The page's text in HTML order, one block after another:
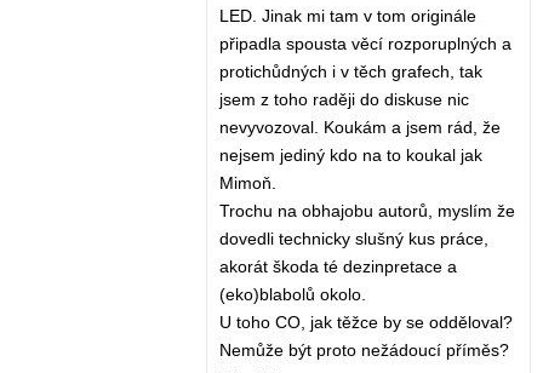
LED. Jinak mi tam v tom originále
připadla spousta věcí rozporuplných a
protichůdných i v těch grafech, tak
jsem z toho raději do diskuse nic
nevyvozoval. Koukám a jsem rád, že
nejsem jediný kdo na to koukal jak
Mimoň.
Trochu na obhajobu autorů, myslím že
dovedli technicky slušný kus práce,
akorát škoda té dezinpretace a
(eko)blabolů okolo.
U toho CO, jak těžce by se odděloval?
Nemůže být proto nežádoucí příměs?